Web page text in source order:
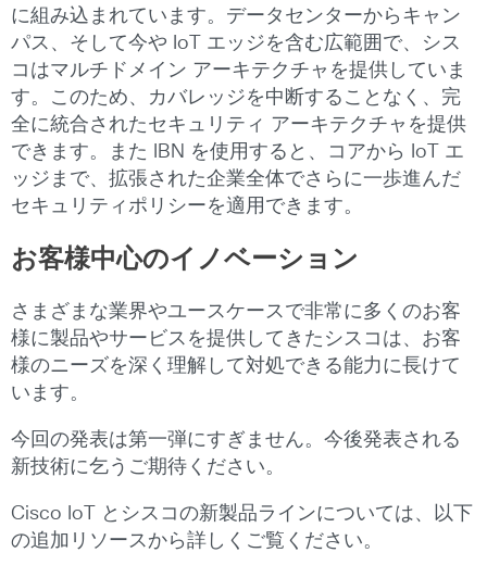
に組み込まれています。データセンターからキャン
パス、そして今や IoT エッジを含む広範囲で、シス
コはマルチドメイン アーキテクチャを提供していま
す。このため、カバレッジを中断することなく、完
全に統合されたセキュリティ アーキテクチャを提供
できます。また IBN を使用すると、コアから IoT エ
ッジまで、拡張された企業全体でさらに一歩進んだ
セキュリティポリシーを適用できます。
お客様中心のイノベーション
さまざまな業界やユースケースで非常に多くのお客
様に製品やサービスを提供してきたシスコは、お客
様のニーズを深く理解して対処できる能力に長けて
います。
今回の発表は第一弾にすぎません。今後発表される
新技術に乞うご期待ください。
Cisco IoT とシスコの新製品ラインについては、以下
の追加リソースから詳しくご覧ください。